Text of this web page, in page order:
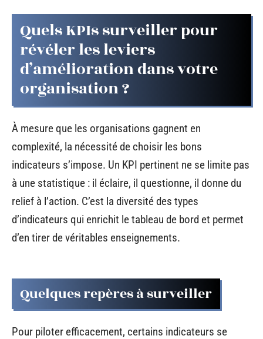
Quels KPIs surveiller pour
révéler les leviers
d’amélioration dans votre
organisation ?
À mesure que les organisations gagnent en
complexité, la nécessité de choisir les bons
indicateurs s’impose. Un KPI pertinent ne se limite pas
à une statistique : il éclaire, il questionne, il donne du
relief à l’action. C’est la diversité des types
d’indicateurs qui enrichit le tableau de bord et permet
d’en tirer de véritables enseignements.
Quelques repères à surveiller
Pour piloter efficacement, certains indicateurs se